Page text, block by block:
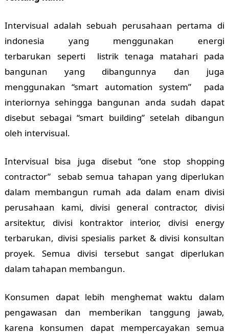
Intervisual adalah sebuah perusahaan pertama di
indonesia yang menggunakan energi
terbarukan seperti listrik tenaga matahari pada
bangunan yang dibangunnya dan juga
menggunakan “smart automation system” pada
interiornya sehingga bangunan anda sudah dapat
disebut sebagai “smart building” setelah dibangun
oleh intervisual.
Intervisual bisa juga disebut “one stop shopping
contractor” sebab semua tahapan yang diperlukan
dalam membangun rumah ada dalam enam divisi
perusahaan kami, divisi general contractor, divisi
arsitektur, divisi kontraktor interior, divisi energy
terbarukan, divisi spesialis parket & divisi konsultan
proyek. Semua divisi tersebut sangat diperlukan
dalam tahapan membangun.
Konsumen dapat lebih menghemat waktu dalam
pengawasan dan memberikan tanggung jawab,
karena konsumen dapat mempercayakan semua